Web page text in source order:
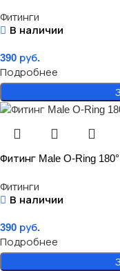
Фитинги
В наличии
390 руб.
Подробнее
Фитинг Male O-Ring
Фитинги
В наличии
390 руб.
Подробнее